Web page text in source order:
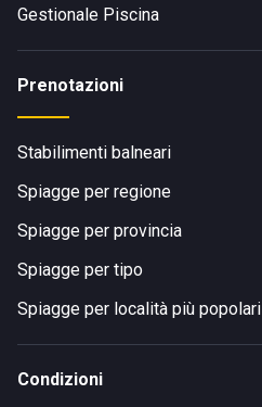
Gestionale Piscina
Prenotazioni
Stabilimenti balneari
Spiagge per regione
Spiagge per provincia
Spiagge per tipo
Spiagge per località più popolari
Condizioni